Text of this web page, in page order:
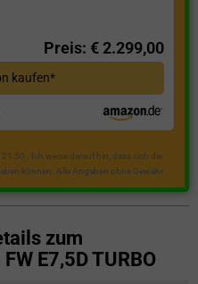
Preis: € 2.299,00
kaufen*
. Ich weise darauf hin, dass sich die
können. Alle Angaben ohne Gewähr.
zum
E7,5D TURBO